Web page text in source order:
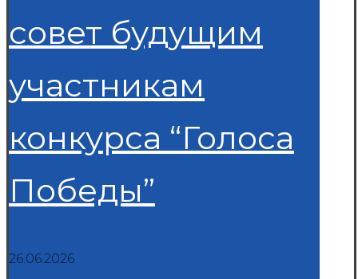
совет будущим
участникам
конкурса “Голоса
Победы”
26.06.2026